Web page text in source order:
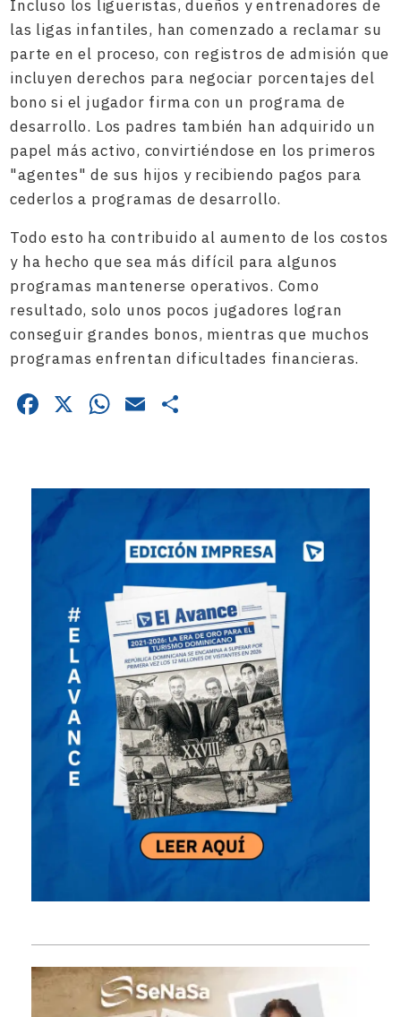
Incluso los ligueristas, dueños y entrenadores de
las ligas infantiles, han comenzado a reclamar su
parte en el proceso, con registros de admisión que
incluyen derechos para negociar porcentajes del
bono si el jugador firma con un programa de
desarrollo. Los padres también han adquirido un
papel más activo, convirtiéndose en los primeros
"agentes" de sus hijos y recibiendo pagos para
cederlos a programas de desarrollo.
Todo esto ha contribuido al aumento de los costos
y ha hecho que sea más difícil para algunos
programas mantenerse operativos. Como
resultado, solo unos pocos jugadores logran
conseguir grandes bonos, mientras que muchos
programas enfrentan dificultades financieras.
Facebook
X WhatsApp
Email